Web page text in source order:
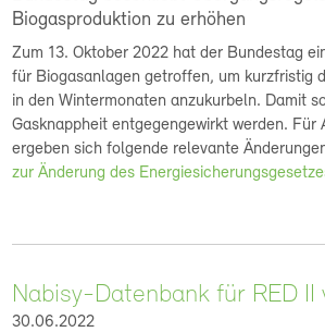
Biogasproduktion zu erhöhen
Zum 13. Oktober 2022 hat der Bundestag
für Biogasanlagen getroffen, um kurzfristig
in den Wintermonaten anzukurbeln. Damit
Gasknappheit entgegengewirkt werden. Für
ergeben sich folgende relevante
zur Änderung des
Nabisy-Datenbank für RED
30.06.2022